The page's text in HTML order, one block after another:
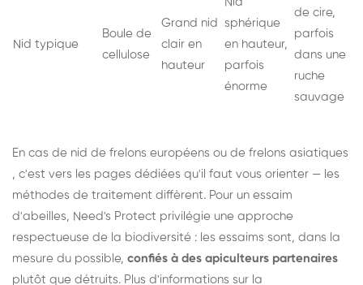
Nid typique
Boule de
cellulose
Grand nid
clair en
hauteur
sphérique
en hauteur,
parfois
énorme
de cire,
parfois
dans une
ruche
sauvage
En cas de nid de frelons européens ou de frelons asiatiques
, c'est vers les pages dédiées qu'il faut vous orienter — les
méthodes de traitement diffèrent. Pour un essaim
d'abeilles, Need's Protect privilégie une approche
respectueuse de la biodiversité : les essaims sont, dans la
mesure du possible, confiés à des apiculteurs partenaires
plutôt que détruits. Plus d'informations sur la